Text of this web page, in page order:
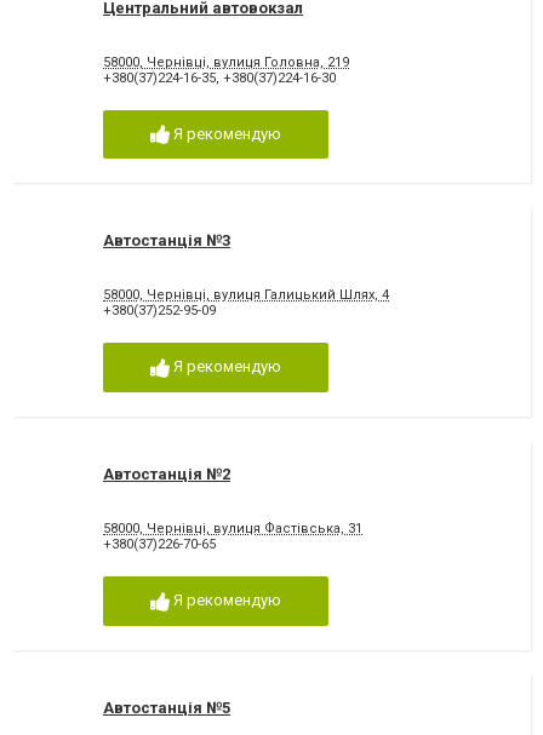
Центральний автовокзал
58000, Чернівці, вулиця Головна, 219
+380(37)224-16-35, +380(37)224-16-30
Я рекомендую
Автостанція №3
58000, Чернівці, вулиця Галицький Шлях, 4
+380(37)252-95-09
Я рекомендую
Автостанція №2
58000, Чернівці, вулиця Фастівська, 31
+380(37)226-70-65
Я рекомендую
Автостанція №5